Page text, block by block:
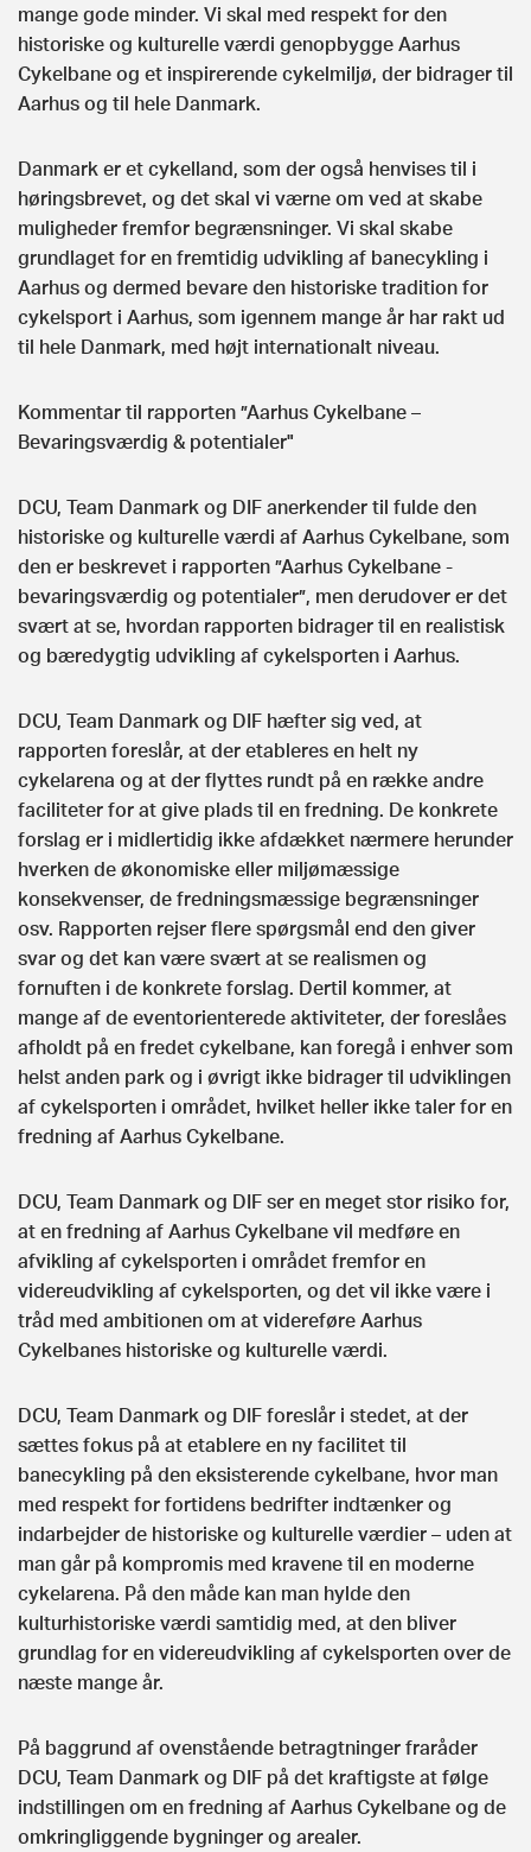
mange gode minder. Vi skal med respekt for den
historiske og kulturelle værdi genopbygge Aarhus
Cykelbane og et inspirerende cykelmiljø, der bidrager til
Aarhus og til hele Danmark.
Danmark er et cykelland, som der også henvises til i
høringsbrevet, og det skal vi værne om ved at skabe
muligheder fremfor begrænsninger. Vi skal skabe
grundlaget for en fremtidig udvikling af banecykling i
Aarhus og dermed bevare den historiske tradition for
cykelsport i Aarhus, som igennem mange år har rakt ud
til hele Danmark, med højt internationalt niveau.
Kommentar til rapporten ”Aarhus Cykelbane –
Bevaringsværdig & potentialer"
DCU, Team Danmark og DIF anerkender til fulde den
historiske og kulturelle værdi af Aarhus Cykelbane, som
den er beskrevet i rapporten ”Aarhus Cykelbane -
bevaringsværdig og potentialer”, men derudover er det
svært at se, hvordan rapporten bidrager til en realistisk
og bæredygtig udvikling af cykelsporten i Aarhus.
DCU, Team Danmark og DIF hæfter sig ved, at
rapporten foreslår, at der etableres en helt ny
cykelarena og at der flyttes rundt på en række andre
faciliteter for at give plads til en fredning. De konkrete
forslag er i midlertidig ikke afdækket nærmere herunder
hverken de økonomiske eller miljømæssige
konsekvenser, de fredningsmæssige begrænsninger
osv. Rapporten rejser flere spørgsmål end den giver
svar og det kan være svært at se realismen og
fornuften i de konkrete forslag. Dertil kommer, at
mange af de eventorienterede aktiviteter, der foreslåes
afholdt på en fredet cykelbane, kan foregå i enhver som
helst anden park og i øvrigt ikke bidrager til udviklingen
af cykelsporten i området, hvilket heller ikke taler for en
fredning af Aarhus Cykelbane.
DCU, Team Danmark og DIF ser en meget stor risiko for,
at en fredning af Aarhus Cykelbane vil medføre en
afvikling af cykelsporten i området fremfor en
videreudvikling af cykelsporten, og det vil ikke være i
tråd med ambitionen om at videreføre Aarhus
Cykelbanes historiske og kulturelle værdi.
DCU, Team Danmark og DIF foreslår i stedet, at der
sættes fokus på at etablere en ny facilitet til
banecykling på den eksisterende cykelbane, hvor man
med respekt for fortidens bedrifter indtænker og
indarbejder de historiske og kulturelle værdier – uden at
man går på kompromis med kravene til en moderne
cykelarena. På den måde kan man hylde den
kulturhistoriske værdi samtidig med, at den bliver
grundlag for en videreudvikling af cykelsporten over de
næste mange år.
På baggrund af ovenstående betragtninger fraråder
DCU, Team Danmark og DIF på det kraftigste at følge
indstillingen om en fredning af Aarhus Cykelbane og de
omkringliggende bygninger og arealer.